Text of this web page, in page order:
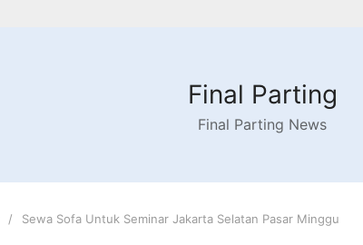
Final Parting
Final Parting News
Sewa Sofa Untuk Seminar Jakarta Selatan Pasar Minggu